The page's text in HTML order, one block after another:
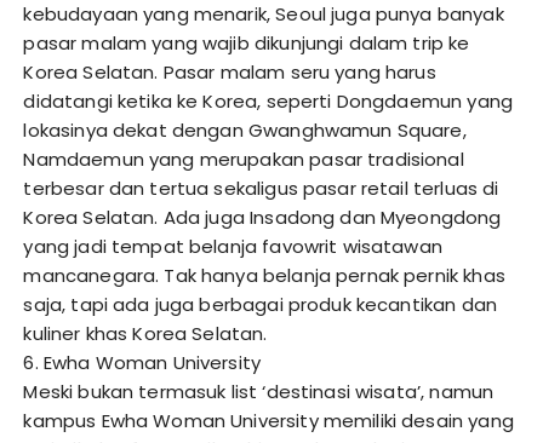
kebudayaan yang menarik, Seoul juga punya banyak
pasar malam yang wajib dikunjungi dalam trip ke
Korea Selatan. Pasar malam seru yang harus
didatangi ketika ke Korea, seperti Dongdaemun yang
lokasinya dekat dengan Gwanghwamun Square,
Namdaemun yang merupakan pasar tradisional
terbesar dan tertua sekaligus pasar retail terluas di
Korea Selatan. Ada juga Insadong dan Myeongdong
yang jadi tempat belanja favowrit wisatawan
mancanegara. Tak hanya belanja pernak pernik khas
saja, tapi ada juga berbagai produk kecantikan dan
kuliner khas Korea Selatan.
6. Ewha Woman University
Meski bukan termasuk list ‘destinasi wisata’, namun
kampus Ewha Woman University memiliki desain yang